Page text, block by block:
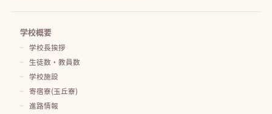
学校概要
学校長挨拶
生徒数・教員数
学校施設
寄宿寮(玉丘寮)
進路情報